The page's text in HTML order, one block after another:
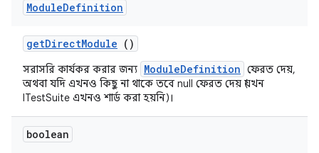
ModuleDefinition
getDirectModule ()
সরাসরি কার্যকর করার জন্য ModuleDefinition ফেরত দেয়,
অথবা যদি এখনও কিছু না থাকে তবে null ফেরত দেয় (যখন
ITestSuite এখনও শার্ড করা হয়নি)।
boolean